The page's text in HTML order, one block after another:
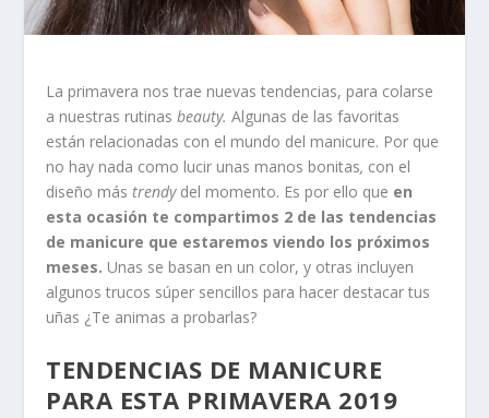
La primavera nos trae nuevas tendencias, para colarse
a nuestras rutinasbeauty.Algunas de las favoritas
están relacionadas con el mundo del manicure. Por que
no hay nada como lucir unas manos bonitas, con el
diseño mástrendy del momento. Es por ello que en
esta ocasión te compartimos 2 de las tendencias
de manicure que estaremos viendo los próximos
meses. Unas se basan en un color, y otras incluyen
algunos trucos súper sencillos para hacer destacar tus
uñas ¿Te animas a probarlas?
TENDENCIAS DE MANICURE
PARA ESTA PRIMAVERA 2019